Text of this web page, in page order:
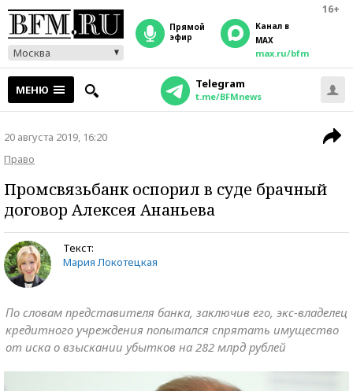
16+
Москва
прямой
эфир
Канал в
MAX
max.ru/bfm
МЕНЮ Telegram
t.me/BFMnews
20 августа 2019, 16:20
Право
Промсвязьбанк оспорил в суде брачный
договор Алексея Ананьева
Текст:
Мария Локотецкая
По словам представителя банка, заключив его, экс-владелец
кредитного учреждения попытался спрятать имущество
от иска о взыскании убытков на 282 млрд рублей